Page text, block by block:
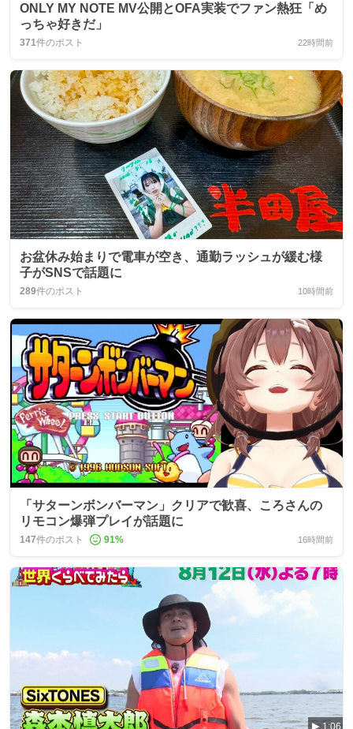
ONLY MY NOTE MV公開とOFA実装でファン熱狂「め
っちゃ好きだ」
371件のポスト 22時間前
お盆休み始まりで電車が空き、通勤ラッシュが緩む様
子がSNSで話題に
289件のポスト 10時間前
「サターンボンバーマン」クリアで歓喜、ころさんの
リモコン爆弾プレイが話題に
147件のポスト 91% 16時間前
1:06